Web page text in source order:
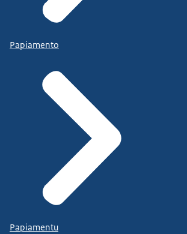
Papiamento
Papiamentu